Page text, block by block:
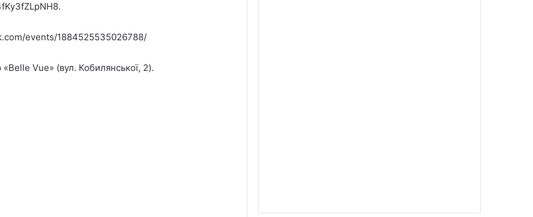
events/1884525535026788/
Vue» (вул. Кобилянської, 2).